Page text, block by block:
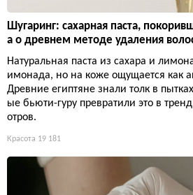
Шугаринг: сахарная паста,
а о древнем методе удаления
Натуральная паста из сахара и
имонада, но на коже ощущается как
Древние египтяне знали толк в
ые бьюти-гуру превратили это в
отров.
Красота 19 181